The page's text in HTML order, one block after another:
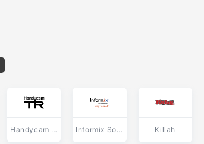
Handycam TR Informix Software Killah